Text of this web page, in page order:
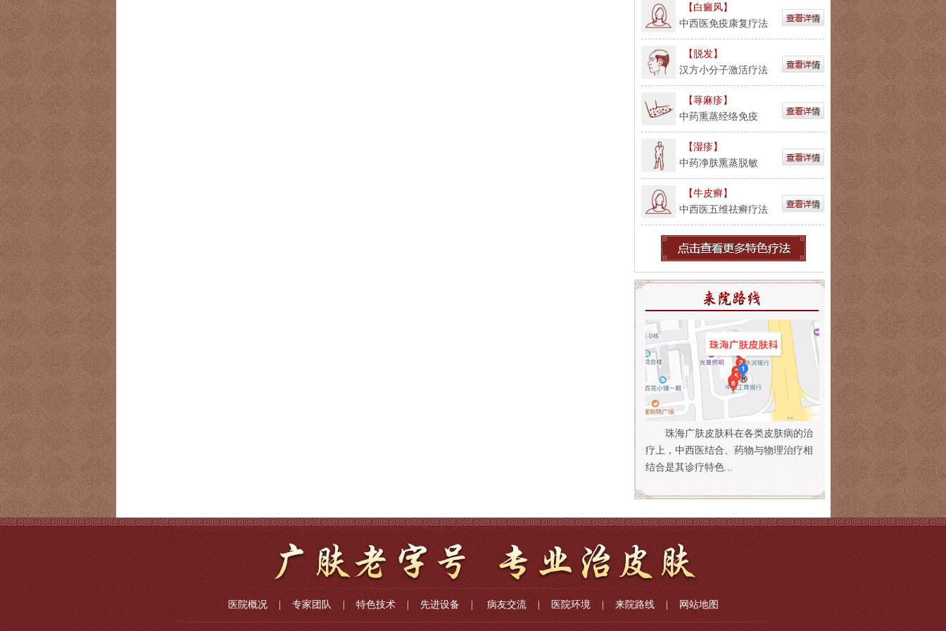
【白癜风】
中西医免疫康复疗法
【脱发】
汉方小分子激活疗法
【荨麻疹】
中药熏蒸经络免疫
【湿疹】
中药净肤熏蒸脱敏
【牛皮癣】
中西医五维祛癣疗法
珠海广肤皮肤科在各类皮肤病的治
疗上，中西医结合、药物与物理治疗相
结合是其诊疗特色...
医院概况 专家团队 特色技术 先进设备 病友交流 医院环境 来院路线 网站地图